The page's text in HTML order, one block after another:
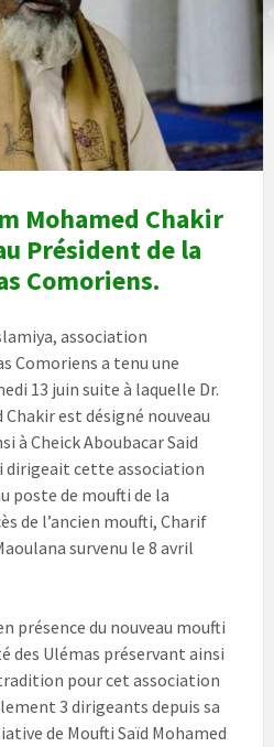
Mohamed Chakir
Président de la
Comoriens.
association
Comoriens a tenu une
13 juin suite à laquelle Dr.
est désigné nouveau
à Cheick Aboubacar Said
dirigeait cette association
poste de moufti de la
de l’ancien moufti, Charif
survenu le 8 avril
présence du nouveau moufti
des Ulémas préservant ainsi
pour cet association
3 dirigeants depuis sa
de Moufti Saïd Mohamed